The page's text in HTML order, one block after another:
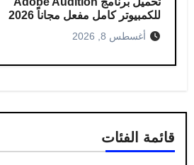
للكمبيوتر كامل مفعل مجاناً 2026
أغسطس 8, 2026
قائمة الفئات